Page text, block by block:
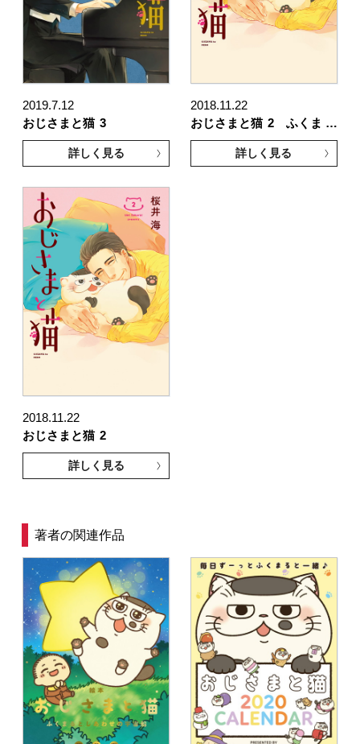
2019.7.12
おじさまと猫 3
詳しく見る
2018.11.22
おじさまと猫 2 ふくま …
詳しく見る
2018.11.22
おじさまと猫 2
詳しく見る
著者の関連作品